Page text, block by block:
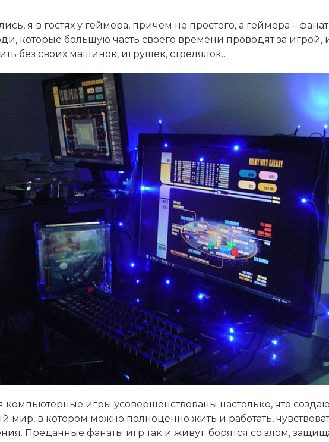
я в гостях у геймера, причем не простого, а геймера –
которые большую часть своего времени проводят за игрой,
без своих машинок, игрушек, стрелялок…
компьютерные игры усовершенствованы настолько, что
мир, в котором можно полноценно жить и работать,
Преданные фанаты игр так и живут: борятся со злом,